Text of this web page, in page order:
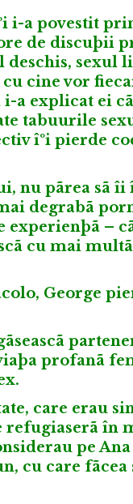
i-a povestit
de discuþii
deschis, sexul
cine vor
a explicat ei
tabuurile
îºi pierde
nu pãrea sã îi
degrabã
experienþã –
cu mai
George
profanã
care erau
refugiaserã în
pe
cu care fãcea